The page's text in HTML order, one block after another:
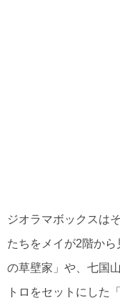
ジオラマボックスは
たちをメイが2階か
の草壁家」や、七国
トロをセットにした